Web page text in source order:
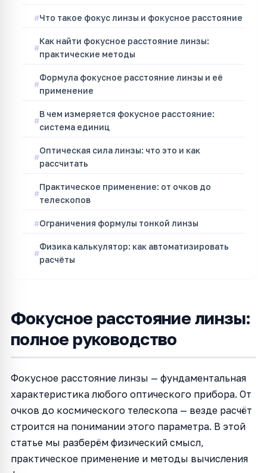
Что такое фокус линзы и фокусное расстояние
Как найти фокусное расстояние линзы:
практические методы
Формула фокусное расстояние линзы и её
применение
В чем измеряется фокусное расстояние:
система единиц
Оптическая сила линзы: что это и как
рассчитать
Практическое применение: от очков до
телескопов
Ограничения формулы тонкой линзы
Физика калькулятор: как автоматизировать
расчёты
Фокусное расстояние линзы:
полное руководство
Фокусное расстояние линзы — фундаментальная
характеристика любого оптического прибора. От
очков до космического телескопа — везде расчёт
строится на понимании этого параметра. В этой
статье мы разберём физический смысл,
практическое применение и методы вычисления